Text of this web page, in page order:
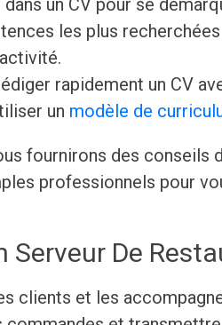
un CV pour se
les plus
rapidement un CV
un modèle de
fournirons des
professionnels pour
Serveur De
clients et les